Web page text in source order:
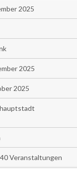
2025
2025
2025
Veranstaltungen